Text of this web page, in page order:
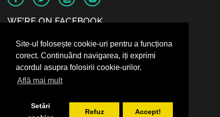
Site-ul folosește cookie-uri pentru a funcționa
corect. Continuând navigarea, iți exprimi
acordul asupra folosirii cookie-urilor.
Află mai mult
Setări
Refuz Accept!
WE'RE ON FACEBOOK